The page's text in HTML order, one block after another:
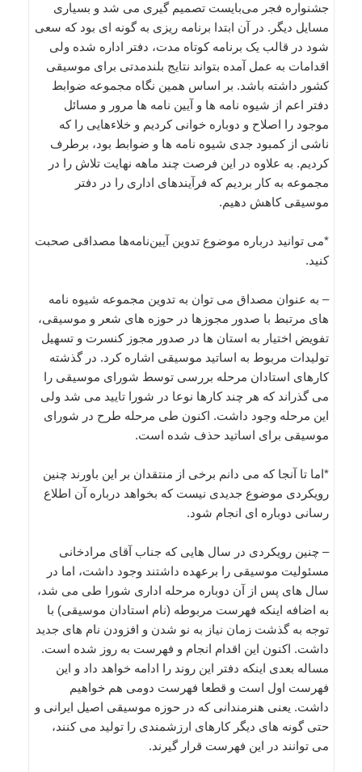
جشنواره فجر می‌بایست تصمیم گیری می شد و بسیاری
مسایل دیگر. در آن ابتدا برنامه ریزی به گونه ای بود که سعی
شود در قالب یک برنامه کوتاه مدت، دفتر اداره شده ولی
اقدامات به عمل آمده بتواند نتایج بلندمدتی برای موسیقی
کشور داشته باشد. بر اساس همین نگاه مجموعه ضوابط
دفتر اعم از شیوه نامه ها و آیین نامه ها مرور و مسائل
موجود را اصلاح و دوباره خوانی کردیم و خلاءهایی را که
ناشی از کمبود جدی شیوه نامه ها و ضوابط بود، برطرف
کردیم. به علاوه در این فرصت چند ماهه نهایت تلاش را در
مجموعه به کار بردیم که فرآیندهای اداری را در دفتر
موسیقی کاهش دهیم.
*می توانید درباره موضوع تدوین آیین‌نامه‌ها مصداقی صحبت
کنید.
– به عنوان مصداق می توان به تدوین مجموعه شیوه نامه
های مرتبط با صدور مجوزها در حوزه های شعر و موسیقی،
تفویض اختیار به استان ها در صدور مجوز کنسرت و تسهیل
تولیدات مربوط به اساتید موسیقی اشاره کرد. در گذشته
کارهای استادان مرحله بررسی توسط شورای موسیقی را
می گذراند که هر چند کارها نوعا در شورا تایید می شد ولی
این مرحله وجود داشت. اکنون طی مرحله طرح در شورای
موسیقی برای اساتید حذف شده است.
*اما تا آنجا که می دانم برخی از منتقدان بر این باورند چنین
رویکردی موضوع جدیدی نیست که بخواهد درباره آن اطلاع
رسانی دوباره ای انجام شود.
– چنین رویکردی در سال هایی که جناب آقای مرادخانی
مسئولیت موسیقی را برعهده داشتند وجود داشت، اما در
سال های پس از آن دوباره مرحله اداری شورا طی می شد،
به اضافه اینکه فهرست مربوطه (نام استادان موسیقی) با
توجه به گذشت زمان نیاز به نو شدن و افزودن نام های جدید
داشت. اکنون این اقدام انجام و فهرست به روز شده است.
مساله بعدی اینکه دفتر این روند را ادامه خواهد داد و این
فهرست اول است و قطعا فهرست دومی هم خواهیم
داشت. یعنی هنرمندانی که در حوزه موسیقی اصیل ایرانی و
حتی گونه های دیگر کارهای ارزشمندی را تولید می کنند،
می توانند در این فهرست قرار گیرند.